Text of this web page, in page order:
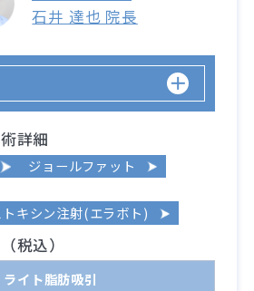
石井 達也 院長
詳細
ジョールファット
キシン注射(エラボト)
税込）
ライト脂肪吸引